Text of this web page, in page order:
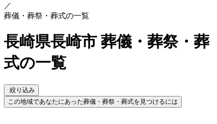
／
葬儀・葬祭・葬式の一覧
長崎県長崎市 葬儀・葬祭・葬
式の一覧
絞り込み
この地域であなたにあった葬儀・葬祭・葬式を見つけるには